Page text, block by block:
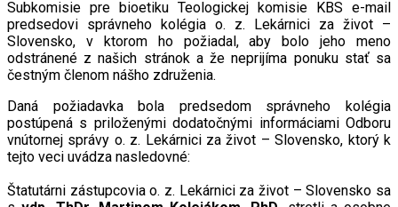
Subkomisie pre bioetiku Teologickej komisie KBS e-mail
predsedovi správneho kolégia o. z. Lekárnici za život –
Slovensko, v ktorom ho požiadal, aby bolo jeho meno
odstránené z našich stránok a že neprijíma ponuku stať sa
čestným členom nášho združenia.
Daná požiadavka bola predsedom správneho kolégia
postúpená s priloženými dodatočnými informáciami Odboru
vnútornej správy o. z. Lekárnici za život – Slovensko, ktorý k
tejto veci uvádza nasledovné:
Štatutárni zástupcovia o. z. Lekárnici za život – Slovensko sa